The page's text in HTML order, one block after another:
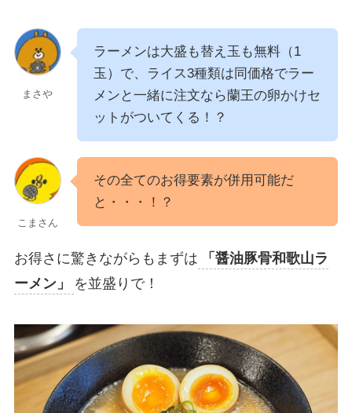
まさや
ラーメンは大盛も替え玉も無料（1
玉）で、ライス3種類は同価格でラー
メンと一緒に注文なら蘭王の卵かけセ
ットがついてくる！？
こまさん
その全てのお得要素が併用可能だ
と・・・！？
お得さに驚きながらもまずは
「醤油豚骨和歌山ラ
ーメン」
を並盛りで！